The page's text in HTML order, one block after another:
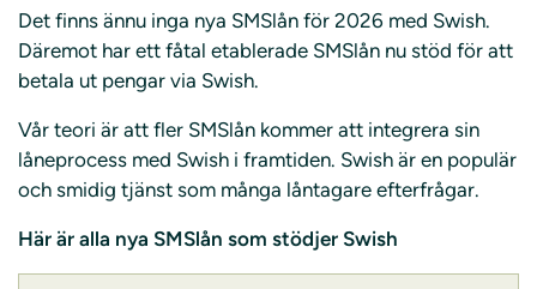
Det finns ännu inga nya SMSlån för 2026 med Swish.
Däremot har ett fåtal etablerade SMSlån nu stöd för att
betala ut pengar via Swish.
Vår teori är att fler SMSlån kommer att integrera sin
låneprocess med Swish i framtiden. Swish är en populär
och smidig tjänst som många låntagare efterfrågar.
Här är alla nya SMSlån som stödjer Swish